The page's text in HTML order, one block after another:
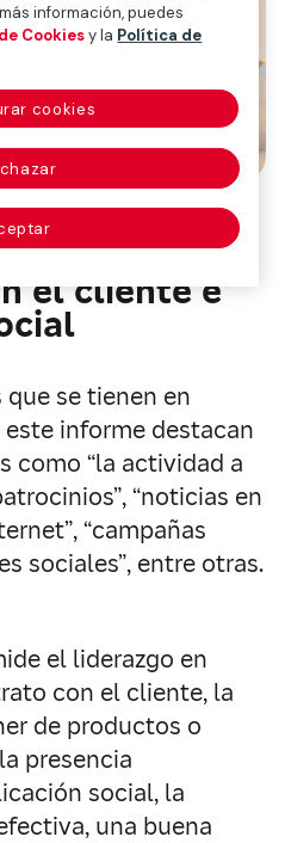
el cliente e
se tienen en
informe destacan
como “la actividad a
“noticias en
“campañas
sociales”, entre otras.
el liderazgo en
con el cliente, la
de productos o
presencia
social, la
una buena
información, puedes
Cookiesy la Política de
cookies